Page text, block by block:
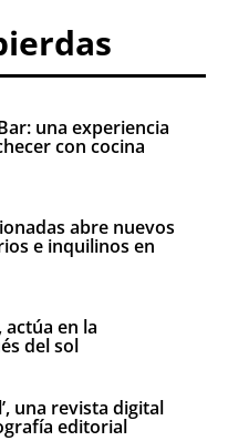
una experiencia
con cocina
abre nuevos
e inquilinos en
en la
del sol
una revista digital
editorial